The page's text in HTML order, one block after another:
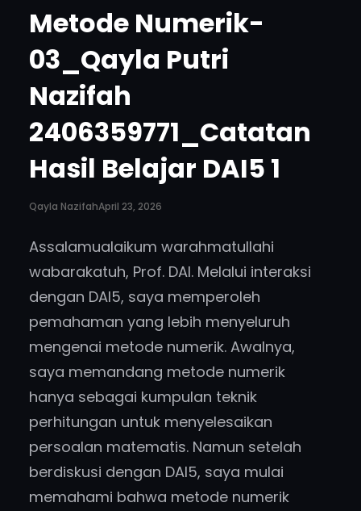
Metode Numerik-
03_Qayla Putri
Nazifah
2406359771_Catatan
Hasil Belajar DAI5 1
Qayla NazifahApril 23, 2026
Assalamualaikum warahmatullahi
wabarakatuh, Prof. DAI. Melalui interaksi
dengan DAI5, saya memperoleh
pemahaman yang lebih menyeluruh
mengenai metode numerik. Awalnya,
saya memandang metode numerik
hanya sebagai kumpulan teknik
perhitungan untuk menyelesaikan
persoalan matematis. Namun setelah
berdiskusi dengan DAI5, saya mulai
memahami bahwa metode numerik